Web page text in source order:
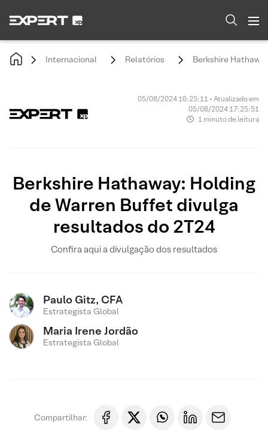
Internacional Relatórios Berkshire
05/08/2024 16:25:11 • Atualizado em
05/08/2024 17:25:51
1 minuto de leitura
Berkshire Hathaway: Holding
de Warren Buffet divulga
resultados do 2T24
Confira aqui a divulgação dos resultados
Paulo Gitz, CFA
Estrategista Global
Maria Irene Jordão
Estrategista Global
Compartilhar: